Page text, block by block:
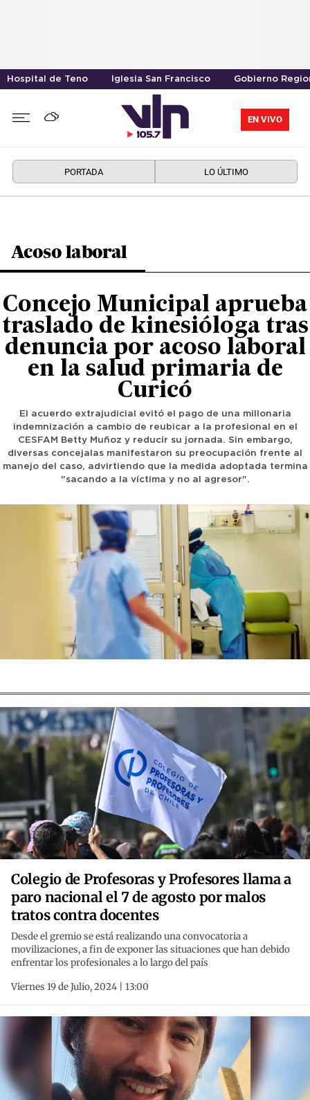
Hospital de Teno Iglesia San Francisco Gobierno
EN VIVO
PORTADA LO ÚLTIMO
Acoso laboral
Concejo Municipal aprueba
traslado de kinesióloga tras
denuncia por acoso laboral
en la salud primaria de
Curicó
El acuerdo extrajudicial evitó el pago de una millonaria
indemnización a cambio de reubicar a la profesional en el
CESFAM Betty Muñoz y reducir su jornada. Sin embargo,
diversas concejalas manifestaron su preocupación frente al
manejo del caso, advirtiendo que la medida adoptada termina
"sacando a la víctima y no al agresor".
Colegio de Profesoras y Profesores llama a
paro nacional el 7 de agosto por malos
tratos contra docentes
Desde el gremio se está realizando una convocatoria a
movilizaciones, a fin de exponer las situaciones que han debido
enfrentar los profesionales a lo largo del país
Viernes 19 de Julio, 2024 | 13:00